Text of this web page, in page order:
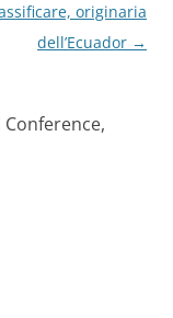
originaria
dell’Ecuador →